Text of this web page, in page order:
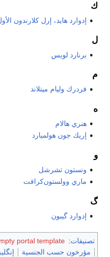
ك
إدوارد هايد، إرل كلارندون
ل
برنارد لويس
م
فردرك وليام ميتلاند
ه
هنري هالام
إريك جون هولميارد
و
ونستون تشرشل
ماري وولستون‌كرافت
گ
إدوارد گيبون
تصنيفات:
portal template
مؤرخون حسب الجنسية